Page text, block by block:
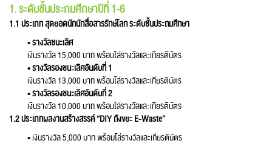
1. ระดับชั้นประถมศึกษาปีที่ 1-6
1.1 ประเภท สุดยอดนักนักสื่อสารรักษ์โลก ระดับชั้นประถมศึกษา
•รางวัลชนะเลิศ
เงินรางวัล 15,000 บาท พร้อมโล่รางวัลและเกียรติบัตร
•รางวัลรองชนะเลิศอันดับที่ 1
เงินรางวัล 13,000 บาท พร้อมโล่รางวัลและเกียรติบัตร
•รางวัลรองชนะเลิศอันดับที่ 2
เงินรางวัล 10,000 บาท พร้อมโล่รางวัลและเกียรติบัตร
1.2 ประเภทผลงานสร้างสรรค์ “DIY ถังขยะ E-Waste”
• เงินรางวัล 5,000 บาท พร้อมโล่รางวัลและเกียรติบัตร